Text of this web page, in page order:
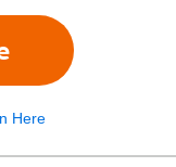
Here